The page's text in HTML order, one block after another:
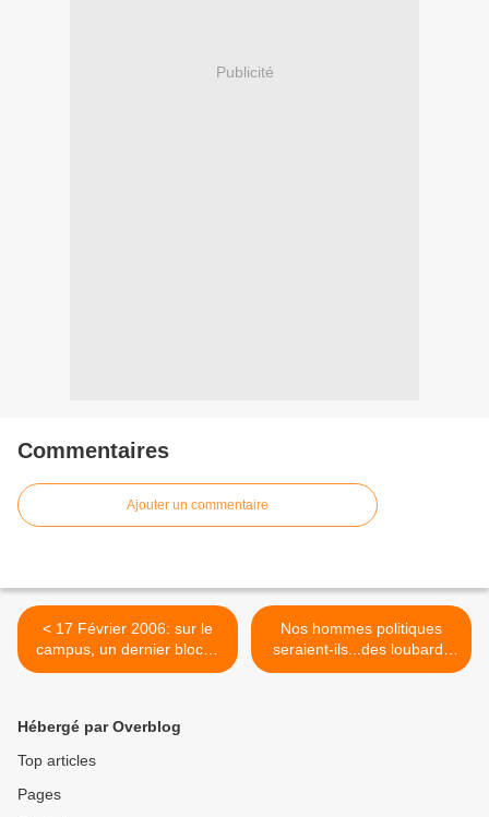
Publicité
Commentaires
Ajouter un commentaire
< 17 Février 2006: sur le
campus, un dernier blocus
avant les vacances
Nos hommes politiques
seraient-ils...des loubards
ingrats ? >
Hébergé par Overblog
Top articles
Pages